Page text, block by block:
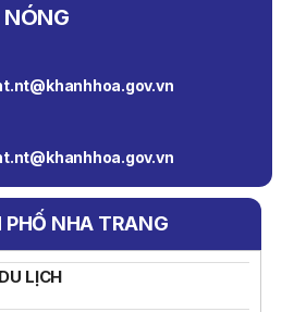
NHA TRANG
LỊCH